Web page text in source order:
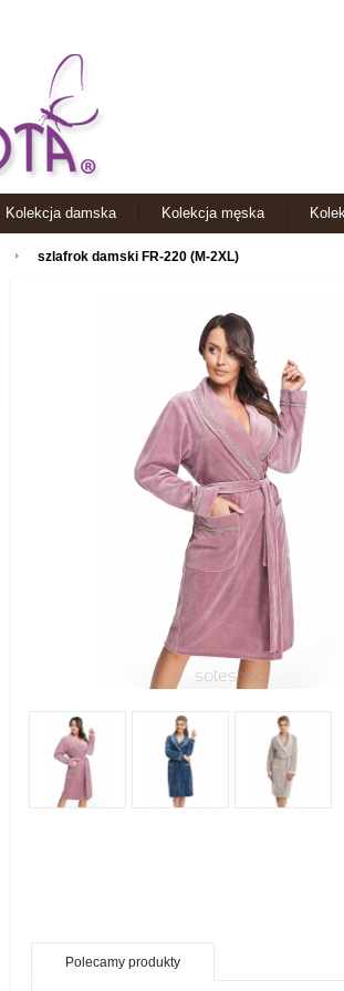
Kolekcja damska Kolekcja męska
szlafrok damski FR-220 (M-2XL)
Polecamy produkty